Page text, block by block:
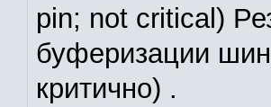
pin; not critical)
буферизации
критично) .